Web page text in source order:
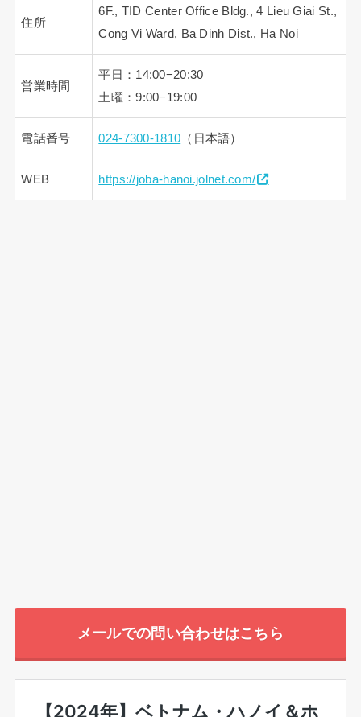
住所
6F., TID Center Office Bldg., 4 Lieu Giai St.,
Cong Vi Ward, Ba Dinh Dist., Ha Noi
営業時間
平日：14:00−20:30
土曜：9:00−19:00
電話番号 024-7300-1810 （日本語）
WEB https://joba-hanoi.jolnet.com/
メールでの問い合わせはこちら